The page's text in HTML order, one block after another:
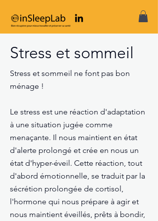
Stress et sommeil
Stress et sommeil ne font pas bon
ménage !
Le stress est une réaction d'adaptation
à une situation jugée comme
menaçante. Il nous maintient en état
d'alerte prolongé et crée en nous un
état d'hyper-éveil. Cette réaction, tout
d'abord émotionnelle, se traduit par la
sécrétion prolongée de cortisol,
l'hormone qui nous prépare à agir et
nous maintient éveillés, prêts à bondir,